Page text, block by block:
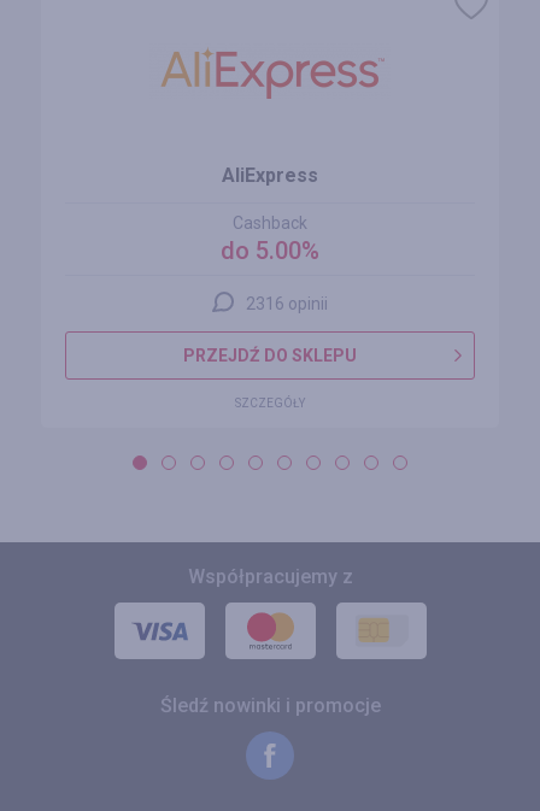
AliExpress
Cashback
do 5.00%
2316 opinii
PRZEJDŹ DO SKLEPU
SZCZEGÓŁY
Współpracujemy z
Śledź nowinki i promocje